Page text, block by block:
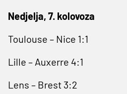
Nedjelja, 7. kolovoza
Toulouse – Nice 1:1
Lille – Auxerre 4:1
Lens – Brest 3:2